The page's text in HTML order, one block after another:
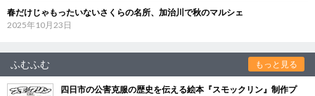
春だけじゃもったいないさくらの名所、加治川で秋のマルシェ
2025年10月23日
ふむふむ もっと見る
四日市の公害克服の歴史を伝える絵本『スモックリン』制作プ